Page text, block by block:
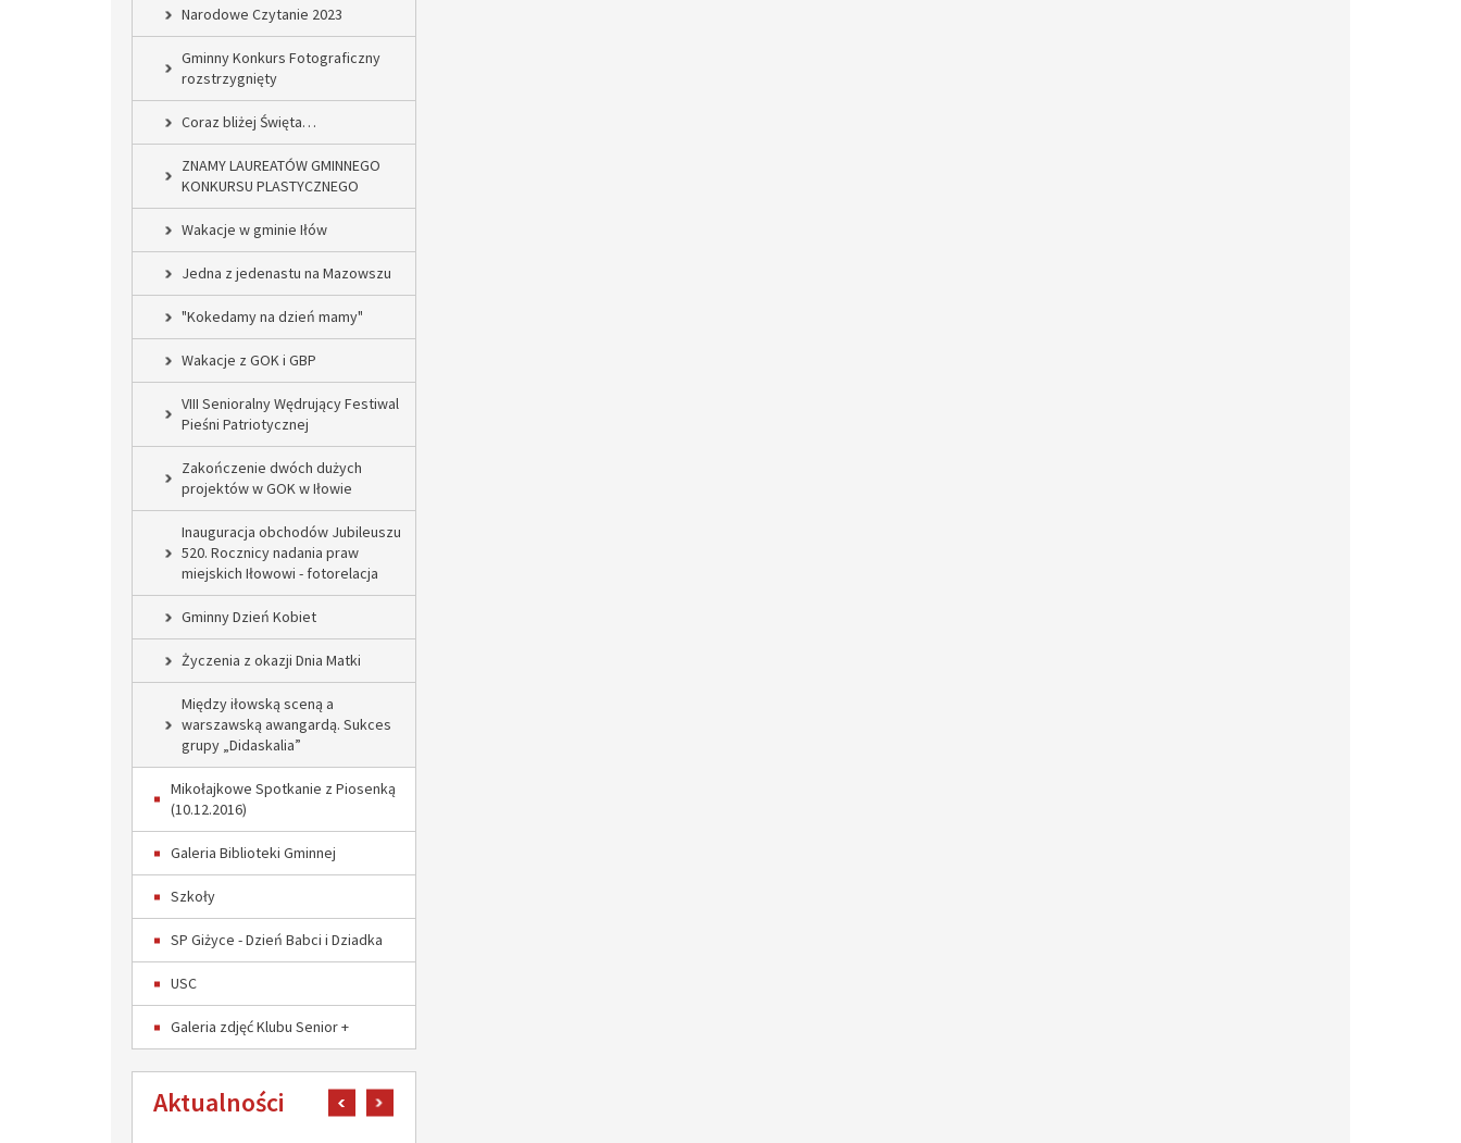
Narodowe Czytanie 2023
Gminny Konkurs Fotograficzny
rozstrzygnięty
Coraz bliżej Święta…
ZNAMY LAUREATÓW GMINNEGO
KONKURSU PLASTYCZNEGO
Wakacje w gminie Iłów
Jedna z jedenastu na Mazowszu
"Kokedamy na dzień mamy"
Wakacje z GOK i GBP
VIII Senioralny Wędrujący Festiwal
Pieśni Patriotycznej
Zakończenie dwóch dużych
projektów w GOK w Iłowie
Inauguracja obchodów Jubileuszu
520. Rocznicy nadania praw
miejskich Iłowowi - fotorelacja
Gminny Dzień Kobiet
Życzenia z okazji Dnia Matki
Między iłowską sceną a
warszawską awangardą. Sukces
grupy „Didaskalia”
Mikołajkowe Spotkanie z Piosenką
(10.12.2016)
Galeria Biblioteki Gminnej
Szkoły
SP Giżyce - Dzień Babci i Dziadka
USC
Galeria zdjęć Klubu Senior +
Aktualności pokaż poprzedni artykuł